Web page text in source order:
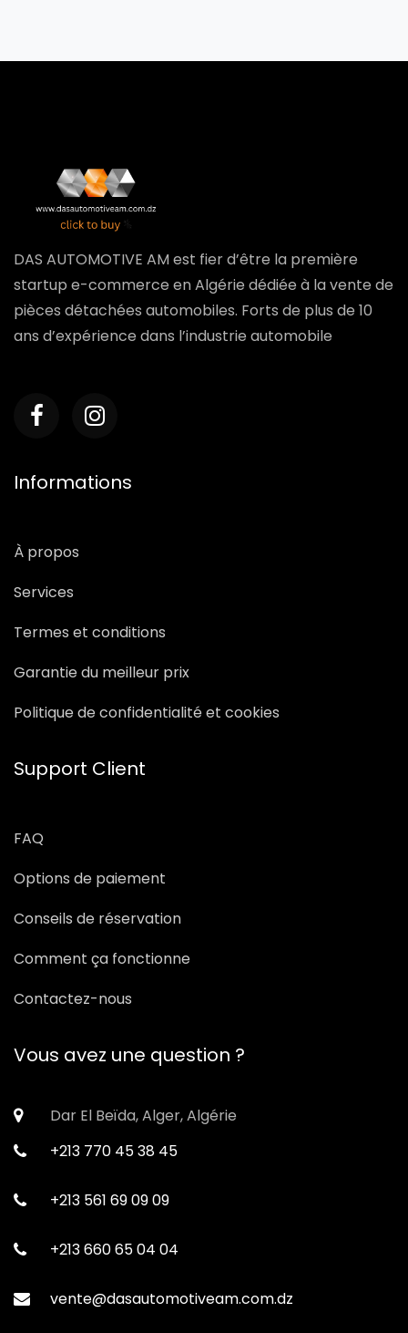
DAS AUTOMOTIVE AM est fier d’être la première
startup e-commerce en Algérie dédiée à la vente de
pièces détachées automobiles. Forts de plus de 10
ans d’expérience dans l’industrie automobile
Informations
À propos
Services
Termes et conditions
Garantie du meilleur prix
Politique de confidentialité et cookies
Support Client
FAQ
Options de paiement
Conseils de réservation
Comment ça fonctionne
Contactez-nous
Vous avez une question ?
Dar El Beïda, Alger, Algérie
+213 770 45 38 45
+213 561 69 09 09
+213 660 65 04 04
vente@dasautomotiveam.com.dz